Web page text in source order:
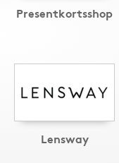
Presentkortsshop
Lensway